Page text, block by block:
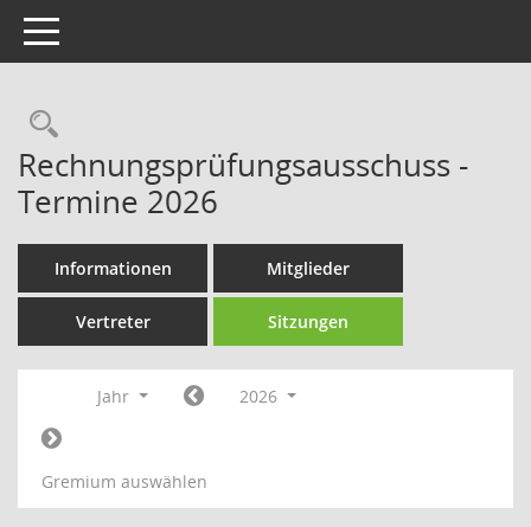
Toggle navigation
Rechercheauswahl
Rechnungsprüfungsausschuss -
Termine 2026
Informationen Mitglieder
Vertreter Sitzungen
Jahr 2026
Gremium auswählen